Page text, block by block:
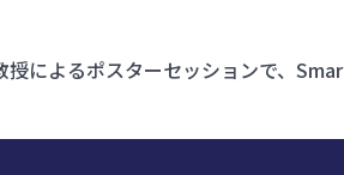
によるポスターセッションで、